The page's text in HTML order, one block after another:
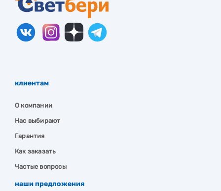
клиентам
О компании
Нас выбирают
Гарантия
Как заказать
Частые вопросы
наши предложения